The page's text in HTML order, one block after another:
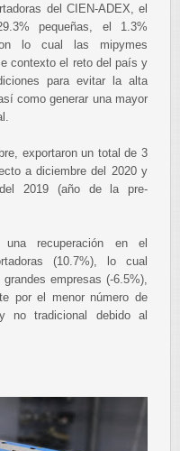
del CIEN-ADEX, el
pequeñas, el 1.3%
lo cual las mipymes
contexto el reto del país y
para evitar la alta
como generar una mayor
exportaron un total de 3
a diciembre del 2020 y
2019 (año de la pre-
recuperación en el
(10.7%), lo cual
empresas (-6.5%),
por el menor número de
no tradicional debido al